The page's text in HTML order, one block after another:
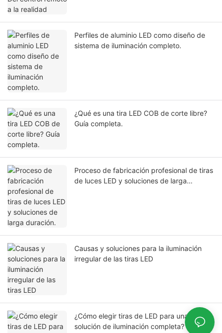
Perfiles de aluminio LED como diseño de
sistema de iluminación completo.
¿Qué es una tira LED COB de corte libre?
Guía completa.
Proceso de fabricación profesional de tiras
de luces LED y soluciones de larga
Causas y soluciones para la iluminación
irregular de las tiras LED
¿Cómo elegir tiras de LED para una
solución de iluminación completa?